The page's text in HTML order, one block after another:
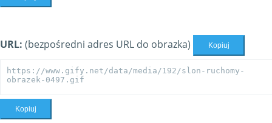
URL: (bezpośredni adres URL do obrazka) Kopiuj
Kopiuj